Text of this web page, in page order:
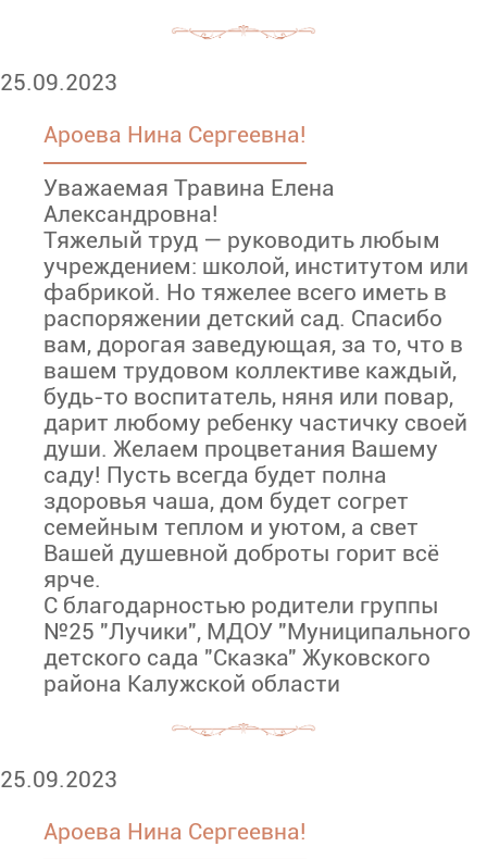
25.09.2023
Ароева Нина Сергеевна!
Уважаемая Травина Елена
Александровна!
Тяжелый труд — руководить любым
учреждением: школой, институтом или
фабрикой. Но тяжелее всего иметь в
распоряжении детский сад. Спасибо
вам, дорогая заведующая, за то, что в
вашем трудовом коллективе каждый,
будь-то воспитатель, няня или повар,
дарит любому ребенку частичку своей
души. Желаем процветания Вашему
саду! Пусть всегда будет полна
здоровья чаша, дом будет согрет
семейным теплом и уютом, а свет
Вашей душевной доброты горит всё
ярче.
С благодарностью родители группы
№25 "Лучики", МДОУ "Муниципального
детского сада "Сказка" Жуковского
района Калужской области
25.09.2023
Ароева Нина Сергеевна!